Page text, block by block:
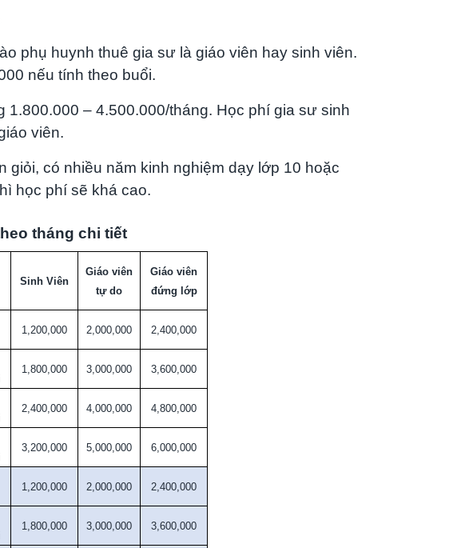
phụ huynh thuê gia sư là giáo viên hay sinh viên.
nếu tính theo buổi.
– 4.500.000/tháng. Học phí gia sư sinh
viên.
có nhiều năm kinh nghiệm dạy lớp 10 hoặc
học phí sẽ khá cao.
tháng chi tiết
Sinh Viên
Giáo viên
tự do
Giáo viên
đứng lớp
1,200,000 2,000,000 2,400,000
1,800,000 3,000,000 3,600,000
2,400,000 4,000,000 4,800,000
3,200,000 5,000,000 6,000,000
1,200,000 2,000,000 2,400,000
1,800,000 3,000,000 3,600,000